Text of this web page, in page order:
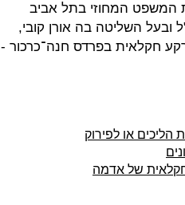
המשפט המחוזי בתל אביב
המנכ"ל ובעל השליטה בה אורן קובי,
חקלאית בפרדס חנה־כרכור -
או לפירוק
של אדמה